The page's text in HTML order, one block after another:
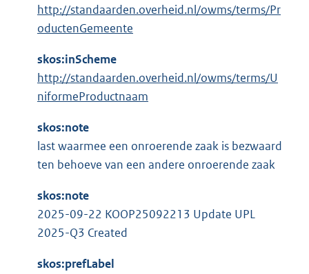
http://standaarden.overheid.nl/owms/terms/Pr
oductenGemeente
skos:inScheme
http://standaarden.overheid.nl/owms/terms/U
niformeProductnaam
skos:note
last waarmee een onroerende zaak is bezwaard
ten behoeve van een andere onroerende zaak
skos:note
2025-09-22 KOOP25092213 Update UPL
2025-Q3 Created
skos:prefLabel